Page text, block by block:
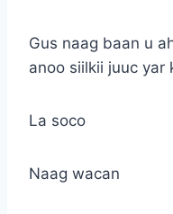
Gus naag baan u
anoo siilkii juuc yar
La soco
Naag wacan